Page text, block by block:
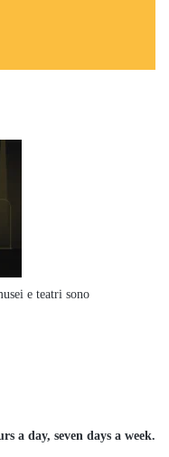
e teatri sono
a day, seven days a week.